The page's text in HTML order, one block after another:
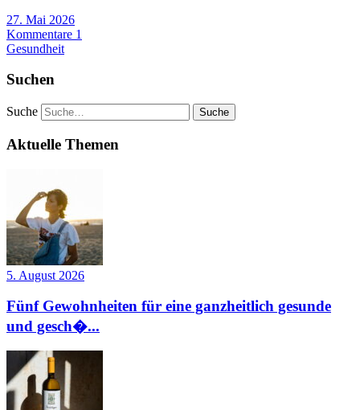
27. Mai 2026
Kommentare 1
Gesundheit
Suchen
Suche
Aktuelle Themen
5. August 2026
Fünf Gewohnheiten für eine ganzheitlich gesunde
und gesch�...